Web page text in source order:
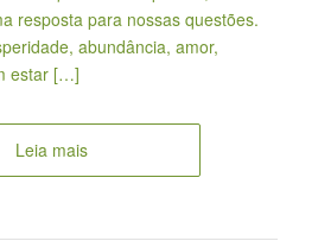
resposta para nossas questões.
abundância, amor,
estar […]
Leia mais